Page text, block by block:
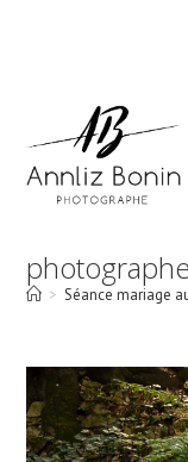
> Séance mariage